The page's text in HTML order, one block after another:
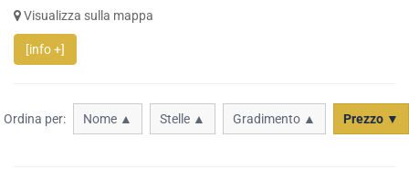
Visualizza sulla mappa
[info +]
Ordina per: Nome ▲ Stelle ▲ Gradimento ▲ Prezzo ▼